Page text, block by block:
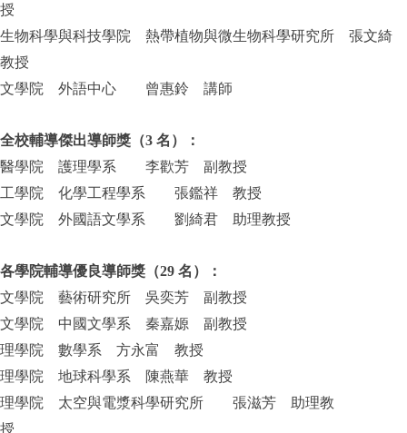
授
生物科學與科技學院 熱帶植物與微生物科學研究所 張文綺
教授
文學院 外語中心 曾惠鈴 講師
全校輔導傑出導師獎（3 名）：
醫學院 護理學系 李歡芳 副教授
工學院 化學工程學系 張鑑祥 教授
文學院 外國語文學系 劉綺君 助理教授
各學院輔導優良導師獎（29 名）：
文學院 藝術研究所 吳奕芳 副教授
文學院 中國文學系 秦嘉嫄 副教授
理學院 數學系 方永富 教授
理學院 地球科學系 陳燕華 教授
理學院 太空與電漿科學研究所 張滋芳 助理教
授